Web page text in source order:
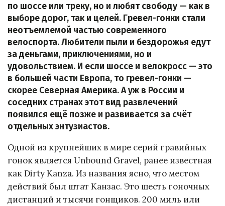
по шоссе или треку, но и любят свободу — как в
выборе дорог, так и целей. Гревел-гонки стали
неотъемлемой частью современного
велоспорта. Любители пыли и бездорожья едут
за деньгами, приключениями, но и
удовольствием. И если шоссе и велокросс — это
в большей части Европа, то гревел-гонки —
скорее Северная Америка. А уж в России и
соседних странах этот вид развлечений
появился ещё позже и развивается за счёт
отдельных энтузиастов.
Одной из крупнейших в мире серий гравийных
гонок является Unbound Gravel, ранее известная
как Dirty Kanza. Из названия ясно, что местом
действий был штат Канзас. Это шесть гоночных
дистанций и тысячи гонщиков. 200 миль или